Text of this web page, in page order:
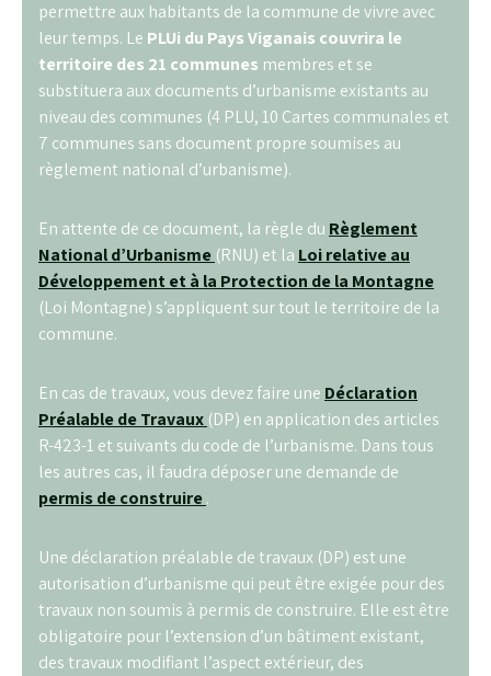
permettre aux habitants de la commune de vivre avec
leur temps. Le PLUi du Pays Viganais couvrira le
territoire des 21 communes membres et se
substituera aux documents d’urbanisme existants au
niveau des communes (4 PLU, 10 Cartes communales et
7 communes sans document propre soumises au
règlement national d’urbanisme).
En attente de ce document, la règle du Règlement
National d’Urbanisme (RNU) et la Loi relative au
Développement et à la Protection de la Montagne
(Loi Montagne) s’appliquent sur tout le territoire de la
commune.
En cas de travaux, vous devez faire une Déclaration
Préalable de Travaux (DP) en application des articles
R-423-1 et suivants du code de l’urbanisme. Dans tous
les autres cas, il faudra déposer une demande de
permis de construire.
Une déclaration préalable de travaux (DP) est une
autorisation d’urbanisme qui peut être exigée pour des
travaux non soumis à permis de construire. Elle est être
obligatoire pour l’extension d’un bâtiment existant,
des travaux modifiant l’aspect extérieur, des